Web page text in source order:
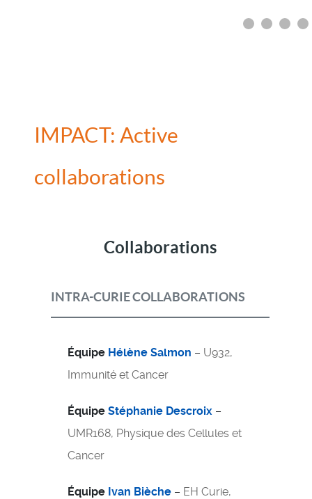
IMPACT: Active
collaborations
Collaborations
INTRA-CURIE COLLABORATIONS
Équipe Hélène Salmon – U932,
Immunité et Cancer
Équipe Stéphanie Descroix –
UMR168, Physique des Cellules et
Cancer
Équipe Ivan Bièche – EH Curie,